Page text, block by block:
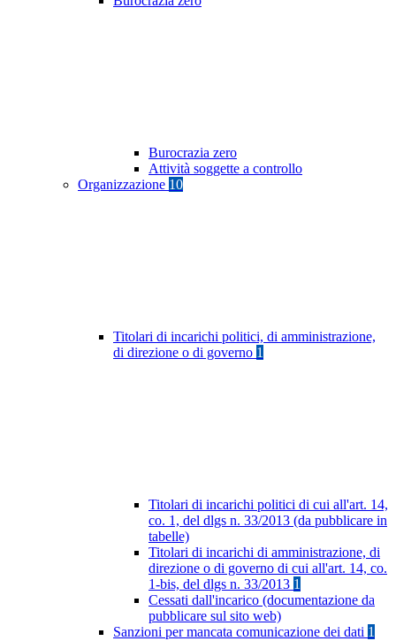
Burocrazia zero
Attività soggette a controllo
Organizzazione 10
Titolari di incarichi politici, di amministrazione,
di direzione o di governo 1
Titolari di incarichi politici di cui all'art. 14,
co. 1, del dlgs n. 33/2013 (da pubblicare in
tabelle)
Titolari di incarichi di amministrazione, di
direzione o di governo di cui all'art. 14, co.
1-bis, del dlgs n. 33/2013 1
Cessati dall'incarico (documentazione da
pubblicare sul sito web)
Sanzioni per mancata comunicazione dei dati 1